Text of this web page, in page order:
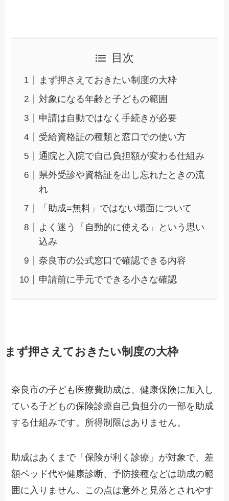
目次
まず押さえておきたい制度の大枠
対象になる年齢と子どもの範囲
申請は自動ではなく手続きが必要
受給資格証の種類と窓口での使い方
通院と入院で自己負担額が変わる仕組み
県外受診や資格証を出し忘れたときの流
れ
「助成=無料」ではない場面について
よく迷う「自動的に使える」という思い
込み
奈良市の公式窓口で確認できる内容
申請前に手元でできる小さな確認
まず押さえておきたい制度の大枠
奈良市の子ども医療費助成は、健康保険に加入し
ている子どもの保険診療自己負担分の一部を助成
する仕組みです。所得制限はありません。
助成はあくまで「保険が利く診療」が対象で、差
額ベッド代や健康診断、予防接種などは助成の範
囲に入りません。この点は意外と見落とされやす